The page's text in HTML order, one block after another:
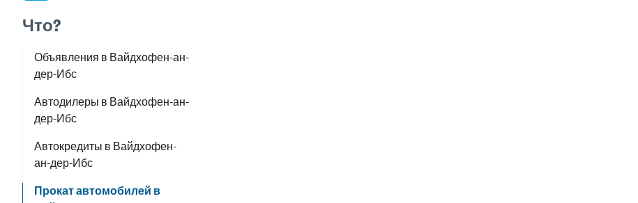
Что?
Объявления в Вайдхофен-ан-
дер-Ибс
Автодилеры в Вайдхофен-ан-
дер-Ибс
Автокредиты в Вайдхофен-
ан-дер-Ибс
Прокат автомобилей в